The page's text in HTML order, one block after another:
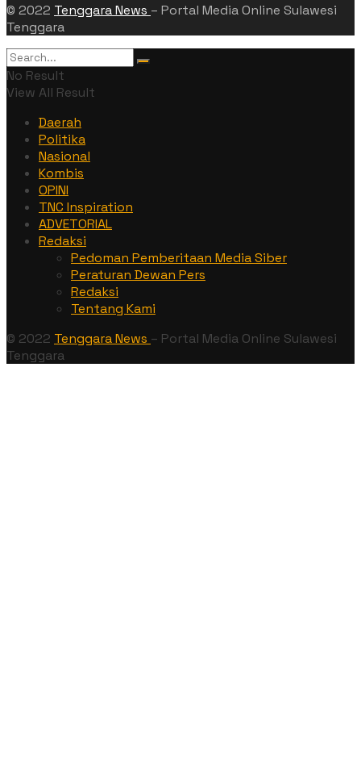
© 2022 Tenggara News – Portal Media Online Sulawesi
Tenggara
No Result
View All Result
Daerah
Politika
Nasional
Kombis
OPINI
TNC Inspiration
ADVETORIAL
Redaksi
Pedoman Pemberitaan Media Siber
Peraturan Dewan Pers
Redaksi
Tentang Kami
© 2022 Tenggara News – Portal Media Online Sulawesi
Tenggara